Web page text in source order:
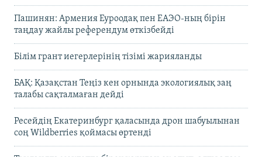
Пашинян: Армения Еуроодақ пен ЕАЭО-ның бірін
таңдау жайлы референдум өткізбейді
Білім грант иегерлерінің тізімі жарияланды
БАҚ: Қазақстан Теңіз кен орнында экологиялық заң
талабы сақталмаған дейді
Ресейдің Екатеринбург қаласында дрон шабуылынан
соң Wildberries қоймасы өртенді